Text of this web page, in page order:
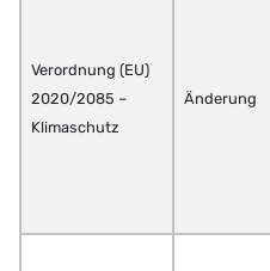
Verordnung (EU)
2020/2085 –
Klimaschutz
Änderung